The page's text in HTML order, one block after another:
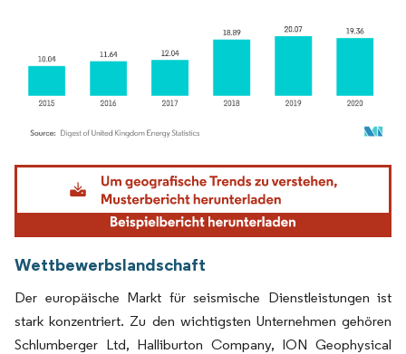
Bild © Mordor Intelligence. Wiederverwendung erfordert Namensnennung gemäß
Wettbewerbslandschaft
Der europäische Markt für seismische Dienstleistungen ist
stark konzentriert. Zu den wichtigsten Unternehmen gehören
Schlumberger Ltd, Halliburton Company, ION Geophysical